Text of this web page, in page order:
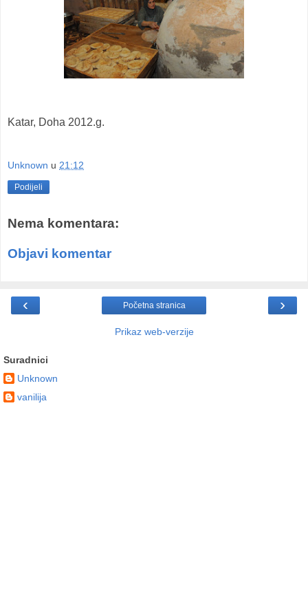
Katar, Doha 2012.g.
Unknown u 21:12
Podijeli
Nema komentara:
Objavi komentar
‹ ›
Početna stranica
Prikaz web-verzije
Suradnici
Unknown
vanilija